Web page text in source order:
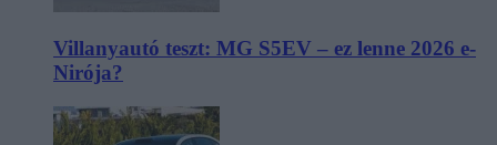
Villanyautó teszt: MG S5EV – ez lenne 2026 e-
Nirója?